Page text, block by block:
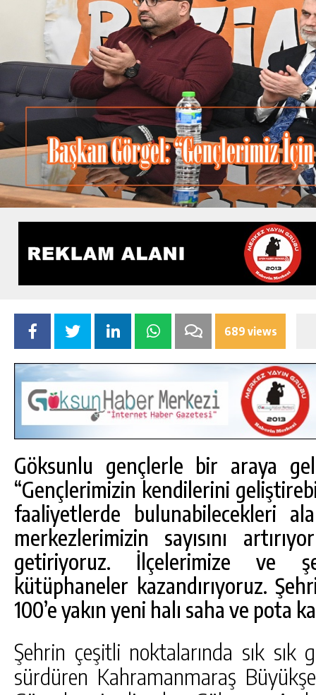
689 views
Göksunlu gençlerle bir araya
“Gençlerimizin kendilerini
faaliyetlerde bulunabilecekleri
merkezlerimizin sayısını
getiriyoruz. İlçelerimize ve
kütüphaneler kazandırıyoruz.
100’e yakın yeni halı saha ve pota
Şehrin çeşitli noktalarında sık
sürdüren Kahramanmaraş
GÖKSUN HAFIZLIK KIZ KUR’AN KURSU
ÖĞRENCILERINE DARENDE GEZISI.